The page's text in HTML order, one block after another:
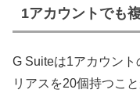
1アカウントでも
G Suiteは1アカウン
リアスを20個持つこと